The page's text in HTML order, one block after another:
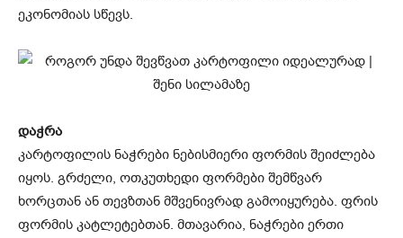
ეკონომიას სწევს.
დაჭრა
კარტოფილის ნაჭრები ნებისმიერი ფორმის შეიძლება
იყოს. გრძელი, ოთკუთხედი ფორმები შემწვარ
ხორცთან ან თევზთან მშვენივრად გამოიყურება. ფრის
ფორმის კატლეტებთან. მთავარია, ნაჭრები ერთი